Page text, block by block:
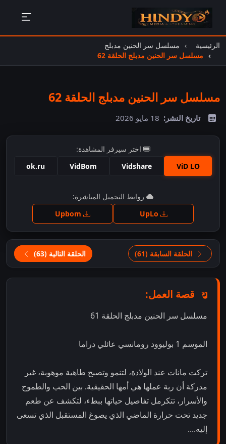
الرئيسية
مسلسل سر الحنين مدبلج
مسلسل سر الحنين مدبلج الحلقة 62
مسلسل سر الحنين مدبلج الحلقة 62
تاريخ النشر: 18 مايو 2026
اختر سيرفر المشاهدة:
ViD LO
Vidshare
VidBom
ok.ru
اضغط للمشاهدة
روابط التحميل المباشرة:
الحلقة السابقة (61) الحلقة التالية (63)
قصة العمل:
مسلسل سر الحنين مدبلج الحلقة 61
الموسم 1 بوليوود رومانسي عائلي دراما
تركت مانات عند الولادة، لتنمو وتصبح طاهية موهوبة، غير
مدركة أن ربة عملها هي أمها الحقيقية. بين الحب والطموح
والأسرار، تتكرمل تفاصيل حياتها ببطء، لتكشف عن طعم
جديد تحت حرارة الماضي الذي يصوغ المستقبل الذي تسعى
إليه....